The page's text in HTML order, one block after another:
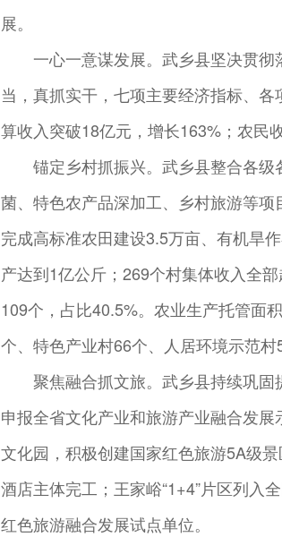
展。
一心一意谋发展。武乡县坚决贯
当，真抓实干，七项主要经济指标、
算收入突破18亿元，增长163%；农民
锚定乡村抓振兴。武乡县整合各
菌、特色农产品深加工、乡村旅游等项
完成高标准农田建设3.5万亩、有机旱
产达到1亿公斤；269个村集体收入全
109个，占比40.5%。农业生产托管面
个、特色产业村66个、人居环境示范村
聚焦融合抓文旅。武乡县持续巩
申报全省文化产业和旅游产业融合发
文化园，积极创建国家红色旅游5A级
酒店主体完工；王家峪“1+4”片区列入
红色旅游融合发展试点单位。